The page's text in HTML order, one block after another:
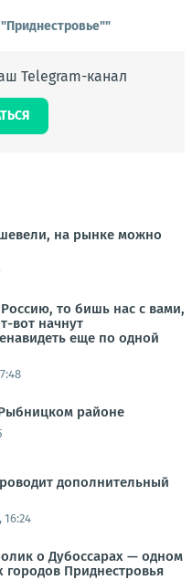
Telegram-канал
на рынке можно
то бишь нас с вами,
вот начнут
еще по одной
районе
дополнительный
16:24
о Дубоссарах — одном
городов Приднестровья